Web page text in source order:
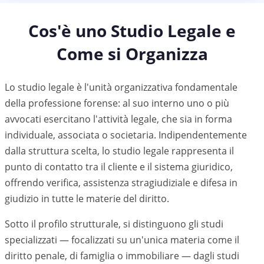
Cos'è uno Studio Legale e
Come si Organizza
Lo studio legale è l'unità organizzativa fondamentale
della professione forense: al suo interno uno o più
avvocati esercitano l'attività legale, che sia in forma
individuale, associata o societaria. Indipendentemente
dalla struttura scelta, lo studio legale rappresenta il
punto di contatto tra il cliente e il sistema giuridico,
offrendo verifica, assistenza stragiudiziale e difesa in
giudizio in tutte le materie del diritto.
Sotto il profilo strutturale, si distinguono gli studi
specializzati — focalizzati su un'unica materia come il
diritto penale, di famiglia o immobiliare — dagli studi